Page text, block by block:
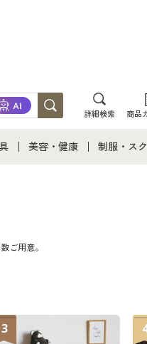
詳細検索 商品
カ
美容・健康 制服・ス
ご用意。
3